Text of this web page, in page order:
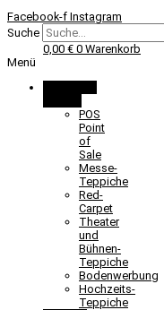
Facebook-f Instagram
Suche
0,00 € 0 Warenkorb
Menü
POS
Point
of
Sale
Messe-
Teppiche
Red-
Carpet
Theater
und
Bühnen-
Teppiche
Bodenwerbung
Hochzeits-
Teppiche